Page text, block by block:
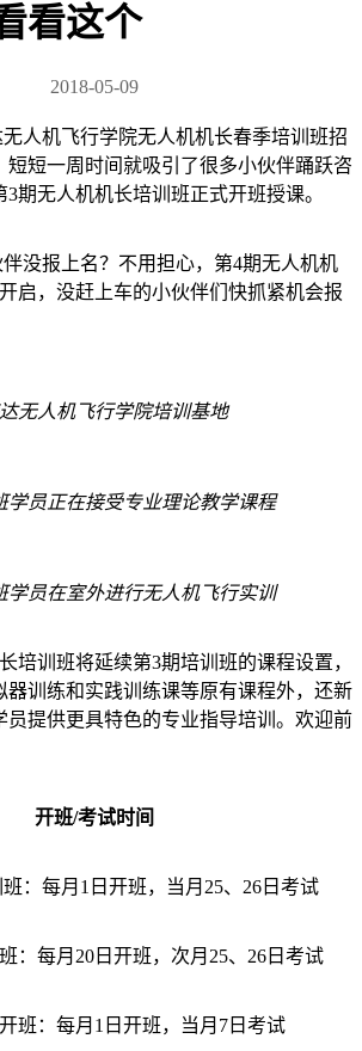
看这个
2018-05-09
机飞行学院无人机机长春季培训班招
短短一周时间就吸引了很多小伙伴踊跃咨
期无人机机长培训班正式开班授课。
报上名？不用担心，第4期无人机机
启，没赶上车的小伙伴们快抓紧机会报
无人机飞行学院培训基地
学员正在接受专业理论教学课程
学员在室外进行无人机飞行实训
训班将延续第3期培训班的课程设置，
器训练和实践训练课等原有课程外，还新
员提供更具特色的专业指导培训。欢迎前
开班/考试时间
：每月1日开班，当月25、26日考试
：每月20日开班，次月25、26日考试
班：每月1日开班，当月7日考试